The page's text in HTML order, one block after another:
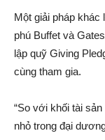
Một gi‌ải pháp khác
phú Buffet và
lập quỹ Giving
cùng tham gia.
“So với khối tài
nhỏ trong đại